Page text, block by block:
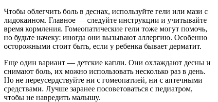
Чтобы облегчить боль в деснах, используйте гели или мази с
лидокаином. Главное — следуйте инструкции и учитывайте
время кормления. Гомеопатические гели тоже могут помочь,
но будьте начеку: иногда они вызывают аллергию. Особенно
осторожными стоит быть, если у ребенка бывает дерматит.
Еще один вариант — детские капли. Они охлаждают десны и
снимают боль, их можно использовать несколько раз в день.
Но не переусердствуйте ни с гомеопатией, ни с аптечными
средствами. Лучше заранее посоветоваться с педиатром,
чтобы не навредить малышу.